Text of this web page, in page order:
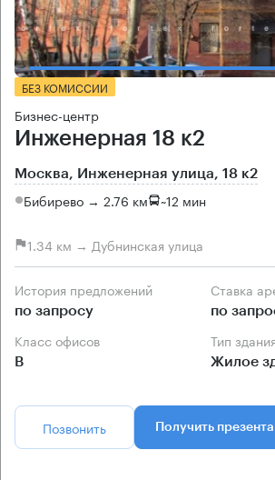
БЕЗ КОМИССИИ
Бизнес-центр
Инженерная 18 к2
Москва, Инженерная улица, 18 к2
Бибирево → 2.76 км ~12 мин
1.34 км → Дубнинская улица
История предложений
по запросу
Ставка
по
Класс офисов
B
Тип здания
Жилое
Позвонить Получить